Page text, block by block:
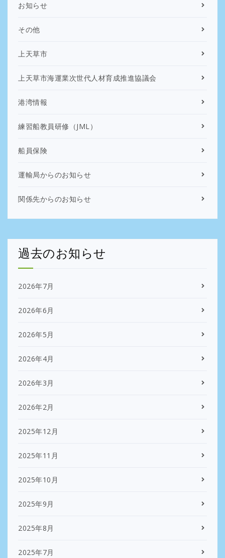
お知らせ
その他
上天草市
上天草市海運業次世代人材育成推進協議会
港湾情報
練習船教員研修（JML）
船員保険
運輸局からのお知らせ
関係先からのお知らせ
過去のお知らせ
2026年7月
2026年6月
2026年5月
2026年4月
2026年3月
2026年2月
2025年12月
2025年11月
2025年10月
2025年9月
2025年8月
2025年7月